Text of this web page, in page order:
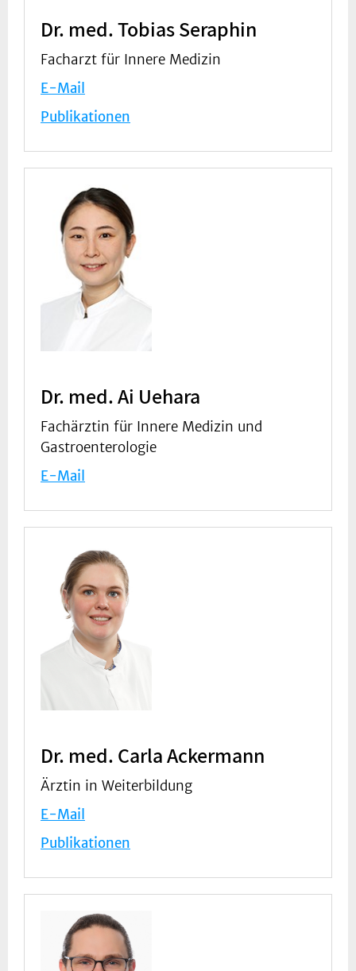
Dr. med. Tobias Seraphin
Facharzt für Innere Medizin
E-Mail
Publikationen
Dr. med. Ai Uehara
Fachärztin für Innere Medizin und
Gastroenterologie
E-Mail
Dr. med. Carla Ackermann
Ärztin in Weiterbildung
E-Mail
Publikationen